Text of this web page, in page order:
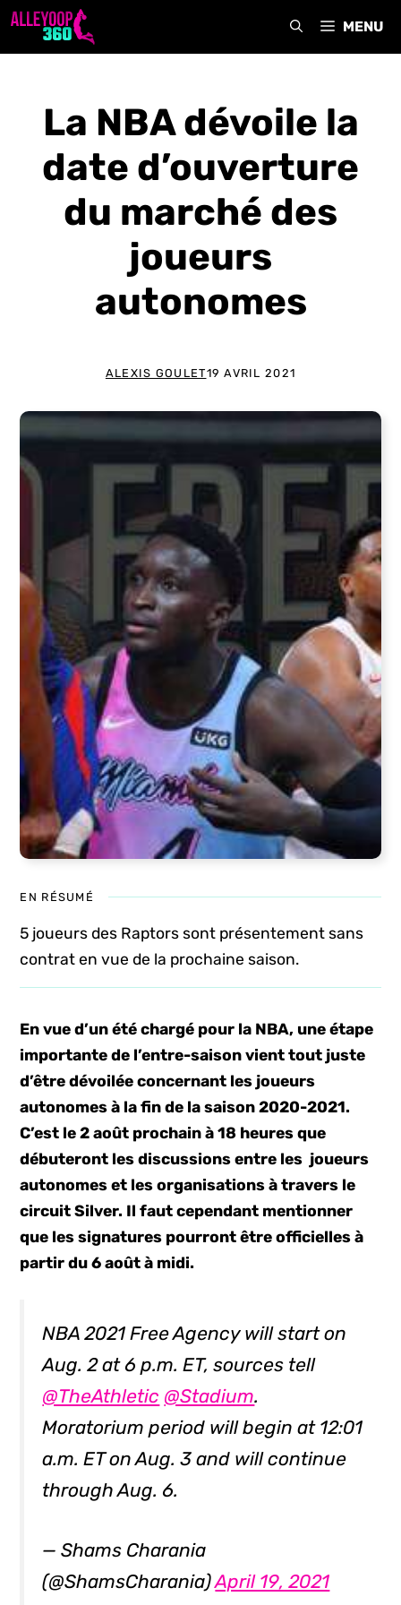
Aller
MENU
La NBA dévoile la
date d’ouverture
du marché des
joueurs
autonomes
ALEXIS GOULET19 AVRIL 2021
EN RÉSUMÉ
5 joueurs des Raptors sont présentement sans
contrat en vue de la prochaine saison.
En vue d’un été chargé pour la NBA, une étape
importante de l’entre-saison vient tout juste
d’être dévoilée concernant les joueurs
autonomes à la fin de la saison 2020-2021.
C’est le 2 août prochain à 18 heures que
débuteront les discussions entre les joueurs
autonomes et les organisations à travers le
circuit Silver. Il faut cependant mentionner
que les signatures pourront être officielles à
partir du 6 août à midi.
NBA 2021 Free Agency will start on
Aug. 2 at 6 p.m. ET, sources tell
@TheAthletic @Stadium.
Moratorium period will begin at 12:01
a.m. ET on Aug. 3 and will continue
through Aug. 6.
— Shams Charania
(@ShamsCharania)April 19, 2021